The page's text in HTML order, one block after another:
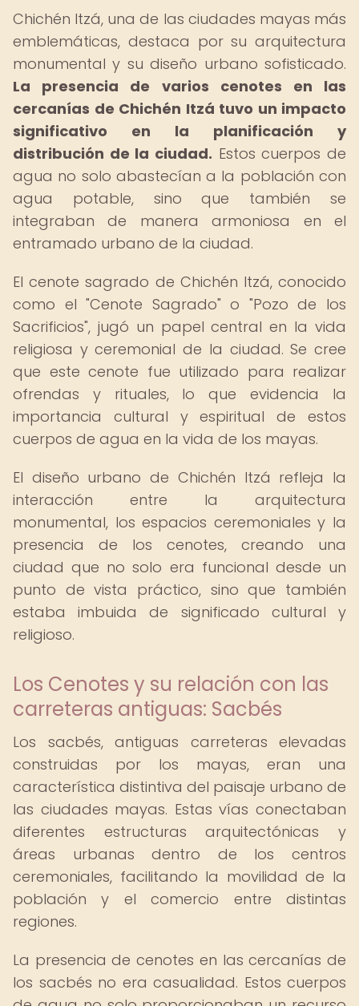
Chichén Itzá, una de las ciudades mayas más
emblemáticas, destaca por su arquitectura
monumental y su diseño urbano sofisticado.
La presencia de varios cenotes en las
cercanías de Chichén Itzá tuvo un impacto
significativo en la planificación y
distribución de la ciudad. Estos cuerpos de
agua no solo abastecían a la población con
agua potable, sino que también se
integraban de manera armoniosa en el
entramado urbano de la ciudad.
El cenote sagrado de Chichén Itzá, conocido
como el "Cenote Sagrado" o "Pozo de los
Sacrificios", jugó un papel central en la vida
religiosa y ceremonial de la ciudad. Se cree
que este cenote fue utilizado para realizar
ofrendas y rituales, lo que evidencia la
importancia cultural y espiritual de estos
cuerpos de agua en la vida de los mayas.
El diseño urbano de Chichén Itzá refleja la
interacción entre la arquitectura
monumental, los espacios ceremoniales y la
presencia de los cenotes, creando una
ciudad que no solo era funcional desde un
punto de vista práctico, sino que también
estaba imbuida de significado cultural y
religioso.
Los Cenotes y su relación con las
carreteras antiguas: Sacbés
Los sacbés, antiguas carreteras elevadas
construidas por los mayas, eran una
característica distintiva del paisaje urbano de
las ciudades mayas. Estas vías conectaban
diferentes estructuras arquitectónicas y
áreas urbanas dentro de los centros
ceremoniales, facilitando la movilidad de la
población y el comercio entre distintas
regiones.
La presencia de cenotes en las cercanías de
los sacbés no era casualidad. Estos cuerpos